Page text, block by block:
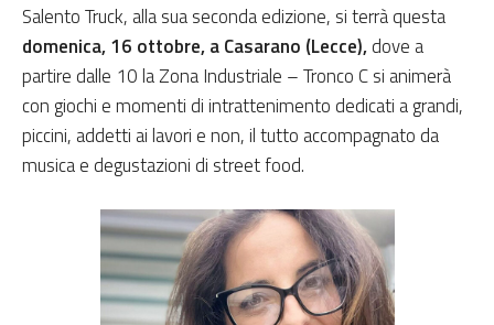
Salento Truck, alla sua seconda edizione, si terrà questa
domenica, 16 ottobre, a Casarano (Lecce),dove a
partire dalle 10 la Zona Industriale – Tronco C si animerà
con giochi e momenti di intrattenimento dedicati a grandi,
piccini, addetti ai lavori e non, il tutto accompagnato da
musica e degustazioni di street food.